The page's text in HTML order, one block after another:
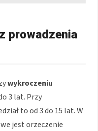
prowadzenia
wykroczeniu
3 lat. Przy
to od 3 do 15 lat. W
jest orzeczenie